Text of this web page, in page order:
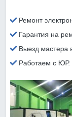
Ремонт
Гарантия на
Выезд мастера
Работаем с